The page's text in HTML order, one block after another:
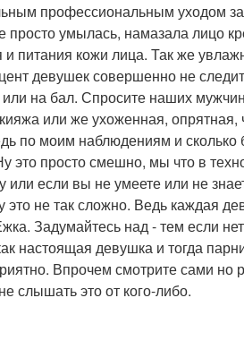
профессиональным уходом
просто умылась, намазала лицо
питания кожи лица. Так же
девушек совершенно не следит
на бал. Спросите наших
или же ухоженная, опрятная,
по моим наблюдениям и сколько
это просто смешно, мы что в
если вы не умеете или не
это не так сложно. Ведь каждая
Задумайтесь над - тем если
настоящая девушка и тогда
Впрочем смотрите сами но
слышать это от кого-либо.